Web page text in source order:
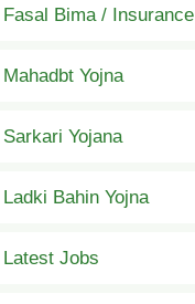
Fasal Bima / Insurance
Mahadbt Yojna
Sarkari Yojana
Ladki Bahin Yojna
Latest Jobs